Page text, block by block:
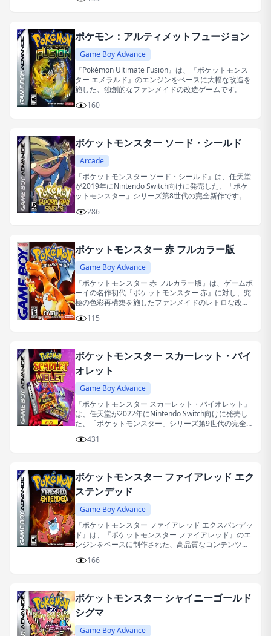
ポケモン：アルティメットフュージョン
Game Boy Advance
『Pokémon Ultimate Fusion』は、『ポケットモンス
ター エメラルド』のエンジンをベースに大幅な改造を
施した、独創的なファンメイドの改造ゲームです。
160
ポケットモンスター ソード・シールド
Arcade
『ポケットモンスター ソード・シールド』は、任天堂
が2019年にNintendo Switch向けに発売した、「ポケ
ットモンスター」シリーズ第8世代の完全新作です。
286
ポケットモンスター 赤 フルカラー版
Game Boy Advance
『ポケットモンスター 赤 フルカラー版』は、ゲームボ
ーイの名作初代『ポケットモンスター 赤』に対し、究
極の色彩再構築を施したファンメイドのレトロな改造
115
ポケットモンスター スカーレット・バイ
オレット
Game Boy Advance
『ポケットモンスター スカーレット・バイオレット』
は、任天堂が2022年にNintendo Switch向けに発売し
た、「ポケットモンスター」シリーズ第9世代の完全新
431
ポケットモンスター ファイアレッド エク
ステンデッド
Game Boy Advance
『ポケットモンスター ファイアレッド エクスパンデッ
ド』は、『ポケットモンスター ファイアレッド』のエ
ンジンをベースに制作された、高品質なコンテンツ拡
166
ポケットモンスター シャイニーゴールド
シグマ
Game Boy Advance